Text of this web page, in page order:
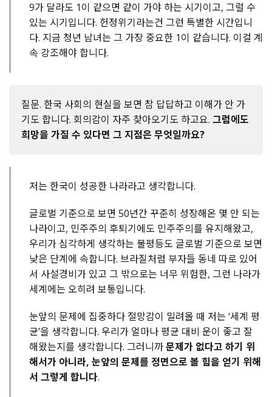
9가 달라도 1이 같으면 같이 가야 하는 시기이고, 그럴 수
있는 시기입니다. 헌정위기라는건 그런 특별한 시간입니
다. 지금 청년 남녀는 그 가장 중요한 1이 같습니다. 이걸 계
속 강조해야 합니다.
질문. 한국 사회의 현실을 보면 참 답답하고 이해가 안 가
기도 합니다. 회의감이 자주 찾아오기도 하고요. 그럼에도
희망을 가질 수 있다면 그 지점은 무엇일까요?
저는 한국이 성공한 나라라고 생각합니다.
글로벌 기준으로 보면 50년간 꾸준히 성장해온 몇 안 되는
나라이고, 민주주의 후퇴기에도 민주주의를 유지해왔고,
우리가 심각하게 생각하는 불평등도 글로벌 기준으로 보면
낮은 단계에 속합니다. 브라질처럼 부자들 동네 따로 있어
서 사설경비가 있고 그 밖으로는 너무 위험한, 그런 나라가
세계에는 오히려 보통입니다.
눈앞의 문제에 집중하다 절망감이 밀려올 때 저는 ‘세계 평
균’을 생각합니다. 우리가 얼마나 평균 대비 운이 좋고 잘
해왔는지를 생각합니다. 그러니까문제가 없다고 하기 위
해서가 아니라, 눈앞의 문제를 정면으로 볼 힘을 얻기 위해
서 그렇게 합니다.